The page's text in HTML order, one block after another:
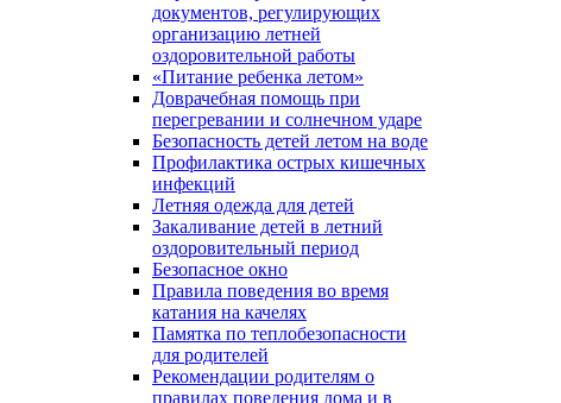
документов, регулирующих
организацию летней
оздоровительной работы
«Питание ребенка летом»
Доврачебная помощь при
перегревании и солнечном ударе
Безопасность детей летом на воде
Профилактика острых кишечных
инфекций
Летняя одежда для детей
Закаливание детей в летний
оздоровительный период
Безопасное окно
Правила поведения во время
катания на качелях
Памятка по теплобезопасности
для родителей
Рекомендации родителям о
правилах поведения дома и в